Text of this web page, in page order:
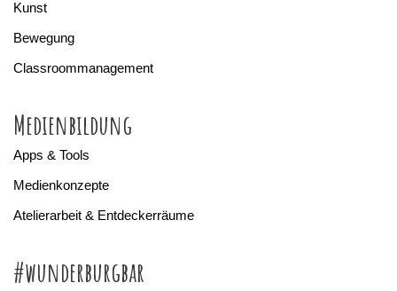
Kunst
Bewegung
Classroommanagement
Medienbildung
Apps & Tools
Medienkonzepte
Atelierarbeit & Entdeckerräume
#wunderburgbar